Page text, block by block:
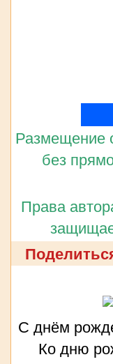
Размещение
без
Права
С днём
Ко дню